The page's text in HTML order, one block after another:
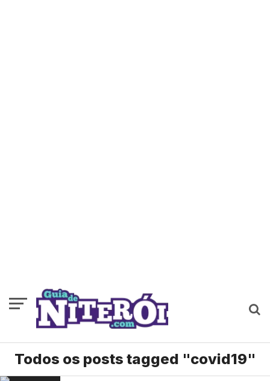
Todos os posts tagged "covid19"